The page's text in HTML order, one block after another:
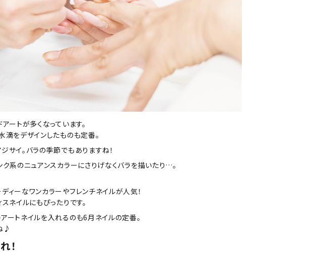
ートが多くなっています。
滴をデザインしたものも定番。
イ。バラの季節でもありますね！
系のニュアンスカラーにさりげなくバラを描いたり…。
ィーなワンカラーやフレンチネイルが人気！
ネイルにもぴったりです。
ートネイルを入れるのも6月ネイルの定番。
♪
！